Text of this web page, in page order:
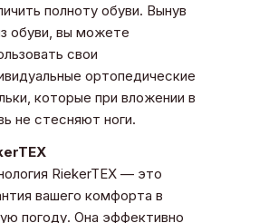
полноту обуви. Вынув
обуви, вы можете
свои
ортопедические
которые при вложении в
не стесняют ноги.
RiekerTEX — это
вашего комфорта в
погоду. Она эффективно